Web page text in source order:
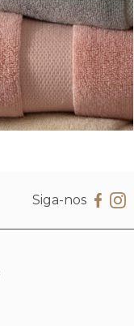
Siga-nos